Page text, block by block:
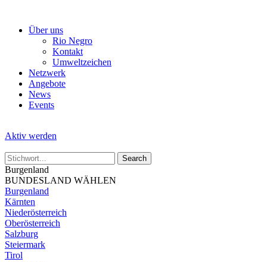
Über uns
Rio Negro
Kontakt
Umweltzeichen
Netzwerk
Angebote
News
Events
Aktiv werden
Burgenland
BUNDESLAND WÄHLEN
Burgenland
Kärnten
Niederösterreich
Oberösterreich
Salzburg
Steiermark
Tirol